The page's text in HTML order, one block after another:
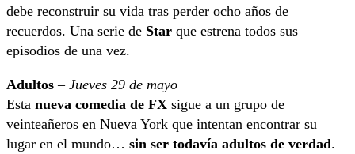
debe reconstruir su vida tras perder ocho años de
recuerdos. Una serie de Star que estrena todos sus
episodios de una vez.
Adultos – Jueves 29 de mayo
Esta nueva comedia de FX sigue a un grupo de
veinteañeros en Nueva York que intentan encontrar su
lugar en el mundo… sin ser todavía adultos de verdad.